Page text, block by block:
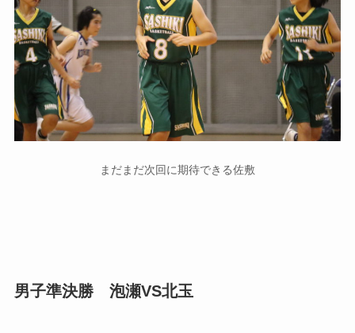
まだまだ次回に期待できる佐敷
男子準決勝 泡瀬VS北玉